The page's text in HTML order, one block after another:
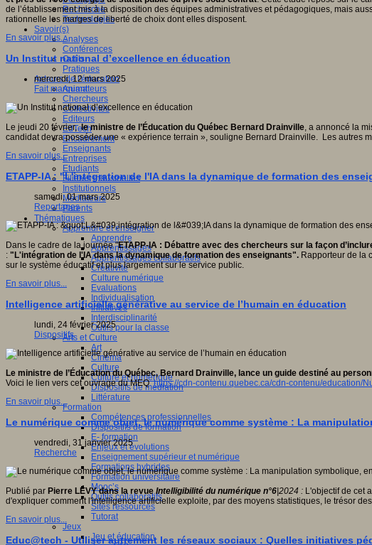
Recherche
Technologies
Savoir(s)
Analyses
Conférences
Outils
Pratiques
Acteurs de l'éducation
Animateurs
Chercheurs
Collectivités
Editeurs
EdTech
Encadrement
Enseignants
Entreprises
Etudiants
Filières industrielles
Institutionnels
Médiateurs
Parents
Thématiques
Apprendre et enseigner
Apprendre
Apprentissages
Apprentissages collaboratifs
Créativité
Culture numérique
Evaluations
Individualisation
Initiatives
Interdisciplinarité
Outils pour la classe
Arts et Culture
Art
Cinéma
Culture
Culture et numérique
Dispositifs de médiation
Littérature
Formation
Compétences professionnelles
Dispositifs de formation
E- formation
Enjeux et évolutions
Enseignement supérieur et numérique
Formations hybrides
Formation universitaire
Mooc’s
Outils collaboratifs
Sites ressources
Tutorat
Jeux
Jeu et éducation
de l’établissement mis à la disposition des équipes administratives et pédagogiques, mais
rationnelle les marges de liberté de choix dont elles disposent.
En savoir plus...
Un Institut national d’excellence en éducation
mercredi, 12 mars 2025
Fait marquant
Le jeudi 20 février,le ministre de l’Éducation du Québec Bernard Drainville, a annoncé la
candidat devra posséder une « expérience terrain », souligne Bernard Drainville. Les autres
En savoir plus...
ETAPP-IA : "L'intégration de l'IA dans la dynamique de formation des
samedi, 01 mars 2025
Reportages
Dans le cadre de la journée "ETAPP-IA : Débattre avec des chercheurs sur la façon
: "L'intégration de l'IA dans la dynamique de formation des enseignants". Rapporteur de la
sur le système éducatif et plus largement sur le service public.
En savoir plus...
Intelligence artificielle générative au service de l’humain en éducation
lundi, 24 février 2025
Dispositifs
Le ministre de l’Éducation du Québec, Bernard Drainville, lance un guide destiné au
Voici le lien vers cet ouvrage du MEQhttps://cdn-contenu.quebec.ca/cdn-contenu/education/
En savoir plus...
Le numérique comme objet, le numérique comme système : La
vendredi, 31 janvier 2025
Recherche
Publié par Pierre LÉVY dans la revueIntelligibilité du numérique n°6 |2024 : L'objectif de cet
d'expliquer comment l'intelligence artificielle exploite, par des moyens statistiques, le trésor
En savoir plus...
Educ@tech - Utiliser autrement les réseaux sociaux : Quelles initiatives